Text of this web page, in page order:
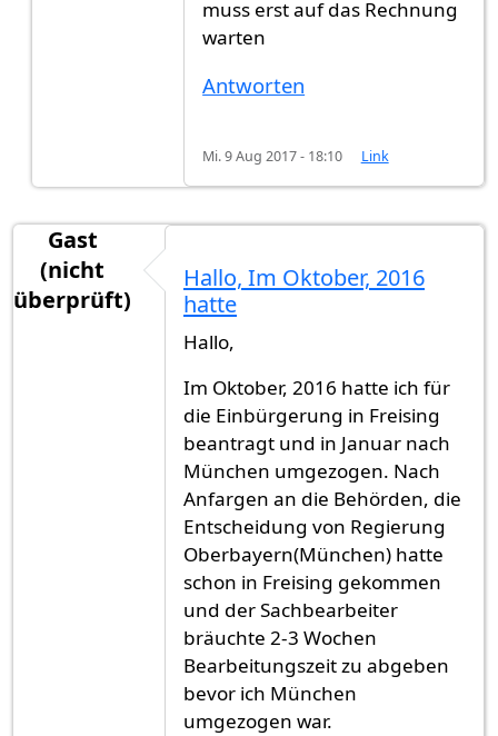
muss erst auf das Rechnung
warten
Antworten
Mi. 9 Aug 2017 - 18:10 Link
Gast
(nicht
überprüft)
Hallo, Im Oktober, 2016
hatte
Hallo,
Im Oktober, 2016 hatte ich für
die Einbürgerung in Freising
beantragt und in Januar nach
München umgezogen. Nach
Anfargen an die Behörden, die
Entscheidung von Regierung
Oberbayern(München) hatte
schon in Freising gekommen
und der Sachbearbeiter
bräuchte 2-3 Wochen
Bearbeitungszeit zu abgeben
bevor ich München
umgezogen war.